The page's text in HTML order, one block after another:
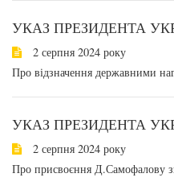
УКАЗ ПРЕЗИДЕНТА
2 серпня 2024 року
Про відзначення державними
УКАЗ ПРЕЗИДЕНТА
2 серпня 2024 року
Про присвоєння Д.Самофалову